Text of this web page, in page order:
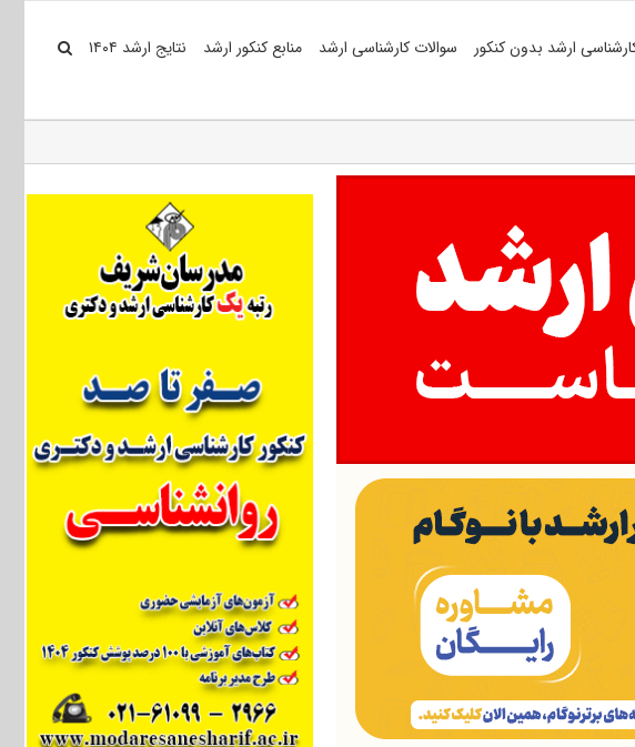
ارشد بدون کنکور سوالات کارشناسی ارشد منابع کنکور ارشد نتایج ارشد ۱۴۰۴